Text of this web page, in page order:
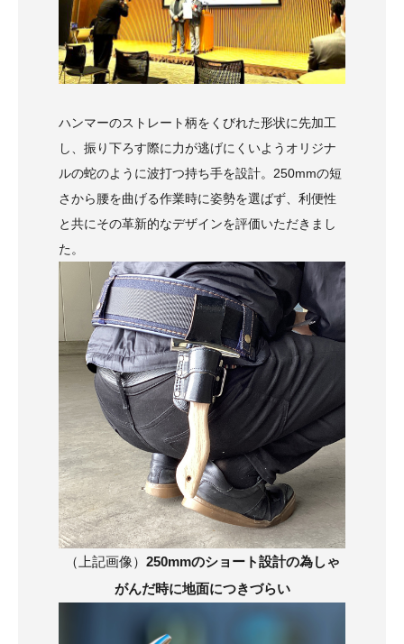
ハンマーのストレート柄をくびれた形状に先加工
し、振り下ろす際に力が逃げにくいようオリジナ
ルの蛇のように波打つ持ち手を設計。250mmの短
さから腰を曲げる作業時に姿勢を選ばず、利便性
と共にその革新的なデザインを評価いただきまし
た。
（上記画像） 250mmのショート設計の為しゃ
がんだ時に地面につきづらい